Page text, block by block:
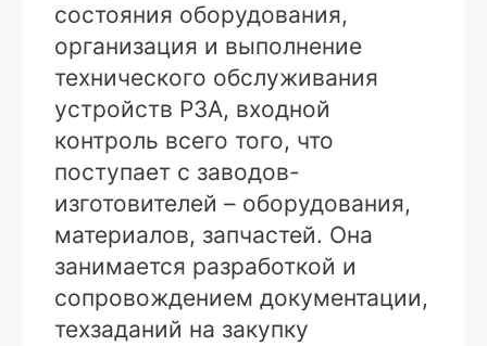
состояния оборудования,
организация и выполнение
технического обслуживания
устройств РЗА, входной
контроль всего того, что
поступает с заводов-
изготовителей – оборудования,
материалов, запчастей. Она
занимается разработкой и
сопровождением документации,
техзаданий на закупку